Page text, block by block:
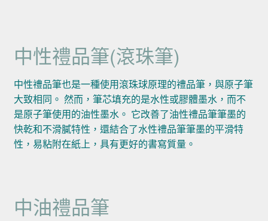
中性禮品筆(滾珠筆)
中性禮品筆也是一種使用滾珠球原理的禮品筆，與原子筆
大致相同。 然而，筆芯填充的是水性或膠體墨水，而不
是原子筆使用的油性墨水。 它改善了油性禮品筆筆墨的
快乾和不滑膩特性，還結合了水性禮品筆筆墨的平滑特
性，易粘附在紙上，具有更好的書寫質量。
中油禮品筆